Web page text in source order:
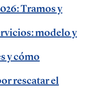
y Ley Crea y
y Ley Crea y
obligatoria
Tramos y
modelo y
y cómo
rescatar el